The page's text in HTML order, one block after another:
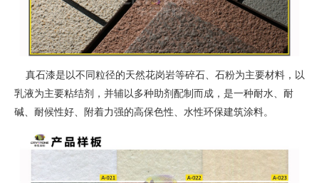
真石漆是以不同粒径的天然花岗岩等碎石、石粉为主要材料，以
乳液为主要粘结剂，并辅以多种助剂配制而成，是一种耐水、耐
碱、耐候性好、附着力强的高保色性、水性环保建筑涂料。